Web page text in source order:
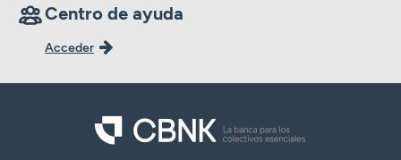
Centro de ayuda
Acceder